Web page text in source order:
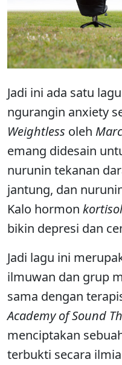
Jadi ini ada satu
ngurangin anxiety
Weightless oleh
emang didesain
nurunin tekanan
jantung, dan
Kalo hormon kortisol
bikin depresi dan
Jadi lagu ini
ilmuwan dan grup
sama dengan
Academy of Sound
menciptakan
terbukti secara